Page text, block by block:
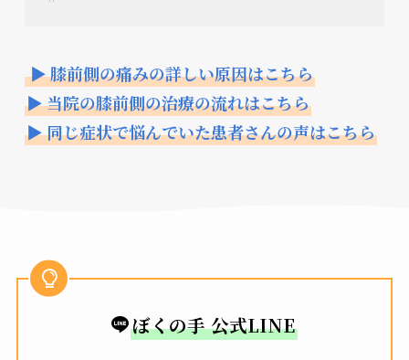
▶ 膝前側の痛みの詳しい原因はこちら
▶ 当院の膝前側の治療の流れはこちら
▶ 同じ症状で悩んでいた患者さんの声はこちら
ぼくの手 公式LINE